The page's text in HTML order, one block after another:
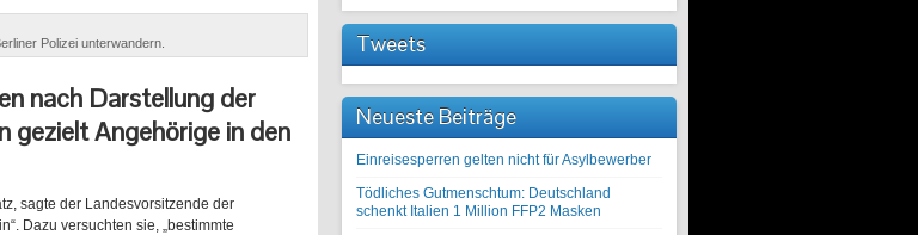
Polizei unterwandern.
nach Darstellung der
gezielt Angehörige in den
sagte der Landesvorsitzende der
Dazu versuchten sie, „bestimmte
Tweets
Neueste Beiträge
Einreisesperren gelten nicht für Asylbewerber
Tödliches Gutmenschtum: Deutschland
schenkt Italien 1 Million FFP2 Masken